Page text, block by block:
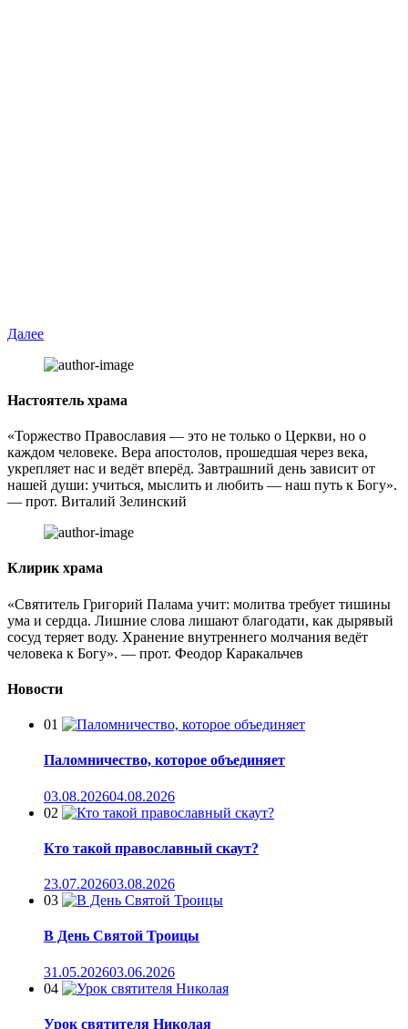
Далее
Настоятель храма
«Торжество Православия — это не только о Церкви, но о
каждом человеке. Вера апостолов, прошедшая через века,
укрепляет нас и ведёт вперёд. Завтрашний день зависит от
нашей души: учиться, мыслить и любить — наш путь к Богу».
— прот. Виталий Зелинский
Клирик храма
«Святитель Григорий Палама учит: молитва требует тишины
ума и сердца. Лишние слова лишают благодати, как дырявый
сосуд теряет воду. Хранение внутреннего молчания ведёт
человека к Богу». — прот. Феодор Каракальчев
Новости
01
Паломничество, которое объединяет
03.08.202604.08.2026
02
Кто такой православный скаут?
23.07.202603.08.2026
03
В День Святой Троицы
31.05.202603.06.2026
04
Урок святителя Николая